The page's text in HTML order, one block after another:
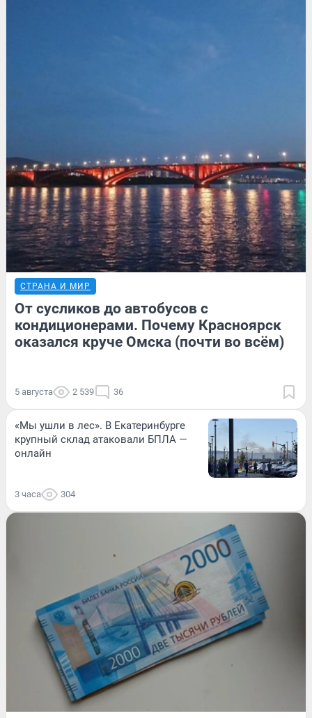
СТРАНА И МИР
От сусликов до автобусов с
кондиционерами. Почему Красноярск
оказался круче Омска (почти во всём)
5 августа 2 539 36
«Мы ушли в лес». В Екатеринбурге
крупный склад атаковали БПЛА —
онлайн
3 часа 304